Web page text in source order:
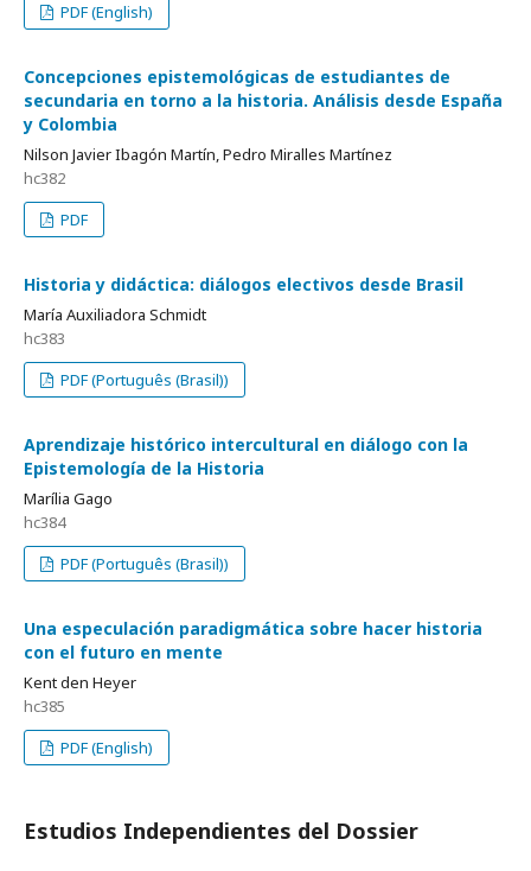
PDF (English)
Concepciones epistemológicas de estudiantes de
secundaria en torno a la historia. Análisis desde España
y Colombia
Nilson Javier Ibagón Martín, Pedro Miralles Martínez
hc382
PDF
Historia y didáctica: diálogos electivos desde Brasil
María Auxiliadora Schmidt
hc383
PDF (Português (Brasil))
Aprendizaje histórico intercultural en diálogo con la
Epistemología de la Historia
Marília Gago
hc384
PDF (Português (Brasil))
Una especulación paradigmática sobre hacer historia
con el futuro en mente
Kent den Heyer
hc385
PDF (English)
Estudios Independientes del Dossier